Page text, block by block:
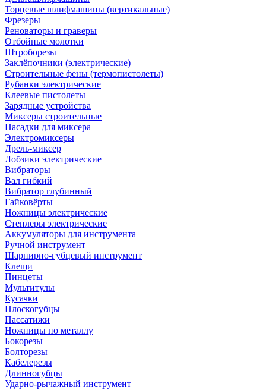
Торцевые шлифмашины (вертикальные)
Фрезеры
Реноваторы и граверы
Отбойные молотки
Штроборезы
Заклёпочники (электрические)
Строительные фены (термопистолеты)
Рубанки электрические
Клеевые пистолеты
Зарядные устройства
Миксеры строительные
Насадки для миксера
Электромиксеры
Дрель-миксер
Лобзики электрические
Вибраторы
Вал гибкий
Вибратор глубинный
Гайковёрты
Ножницы электрические
Степлеры электрические
Аккумуляторы для инструмента
Ручной инструмент
Шарнирно-губцевый инструмент
Клещи
Пинцеты
Мультитулы
Кусачки
Плоскогубцы
Пассатижи
Ножницы по металлу
Бокорезы
Болторезы
Кабелерезы
Длинногубцы
Ударно-рычажный инструмент